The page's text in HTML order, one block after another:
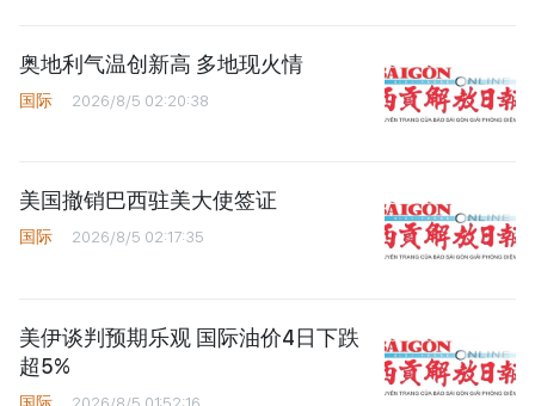
奥地利气温创新高 多地现火情
国际 2026/8/5 02:20:38
美国撤销巴西驻美大使签证
国际 2026/8/5 02:17:35
美伊谈判预期乐观 国际油价4日下跌
超5%
国际 2026/8/5 01:52:16